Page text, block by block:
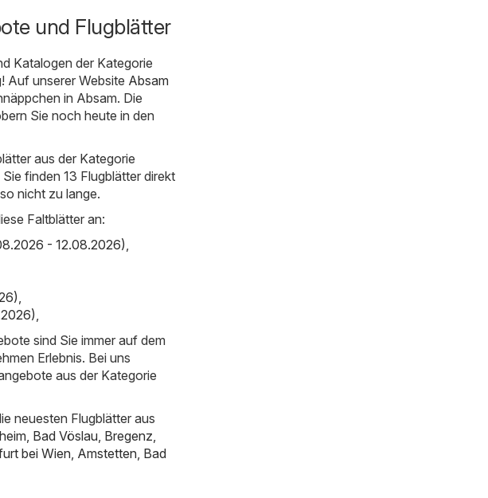
und Flugblätter
Katalogen der Kategorie
Auf unserer Website Absam
in Absam. Die
Sie noch heute in den
aus der Kategorie
finden 13 Flugblätter direkt
nicht zu lange.
Faltblätter an:
- 12.08.2026)
sind Sie immer auf dem
Erlebnis. Bei uns
aus der Kategorie
neuesten Flugblätter aus
Bad Vöslau Bregenz
bei Wien Amstetten Bad